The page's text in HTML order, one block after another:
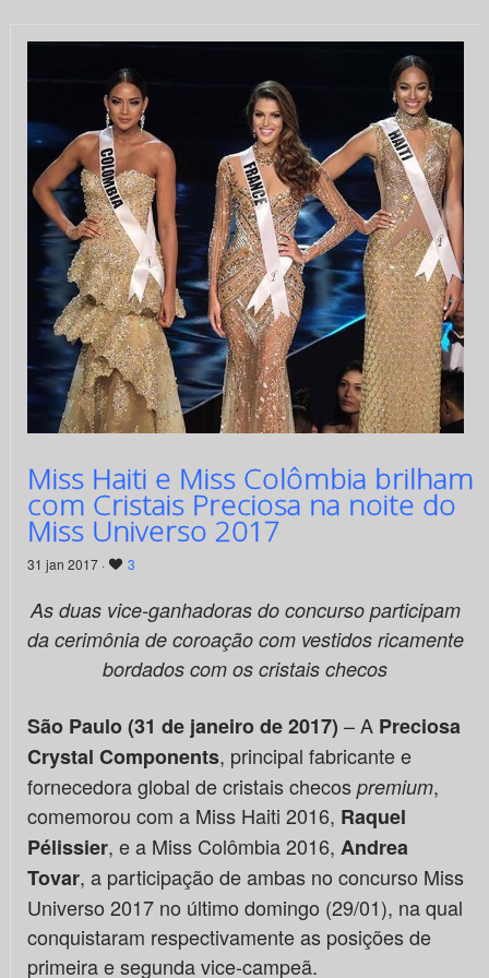
Miss Haiti e Miss Colômbia brilham
com Cristais Preciosa na noite do
Miss Universo 2017
31 jan 2017 · 3
As duas vice-ganhadoras do concurso participam
da cerimônia de coroação com vestidos ricamente
bordados com os cristais checos
São Paulo (31 de janeiro de 2017) – A Preciosa
Crystal Components, principal fabricante e
fornecedora global de cristais checos premium,
comemorou com a Miss Haiti 2016, Raquel
Pélissier, e a Miss Colômbia 2016, Andrea
Tovar, a participação de ambas no concurso Miss
Universo 2017 no último domingo (29/01), na qual
conquistaram respectivamente as posições de
primeira e segunda vice-campeã.